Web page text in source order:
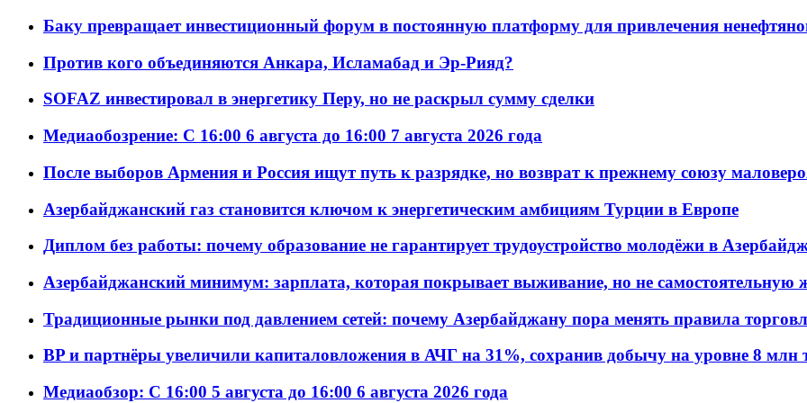
Баку превращает инвестиционный форум в постоянную платформу для привлечения
Против кого объединяются Анкара, Исламабад и Эр-Рияд?
SOFAZ инвестировал в энергетику Перу, но не раскрыл сумму сделки
Медиаобозрение: С 16:00 6 августа до 16:00 7 августа 2026 года
После выборов Армения и Россия ищут путь к разрядке, но возврат к прежнему союзу
Азербайджанский газ становится ключом к энергетическим амбициям Турции в Европе
Диплом без работы: почему образование не гарантирует трудоустройство молодёжи в
Азербайджанский минимум: зарплата, которая покрывает выживание, но не самостоятельную
Традиционные рынки под давлением сетей: почему Азербайджану пора менять правила
BP и партнёры увеличили капиталовложения в АЧГ на 31%, сохранив добычу на уровне 8 млн
Медиаобзор: С 16:00 5 августа до 16:00 6 августа 2026 года